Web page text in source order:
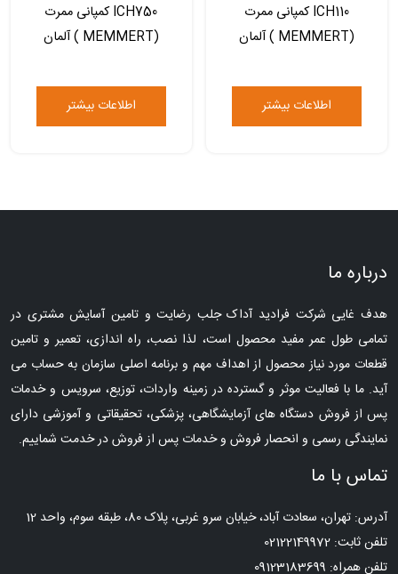
ICH110 کمپانی ممرت
(MEMMERT ) آلمان
اطلاعات بیشتر
ICH750 کمپانی ممرت
(MEMMERT ) آلمان
اطلاعات بیشتر
درباره ما
هدف غایی شرکت فرادید آداک جلب رضایت و تامین آسایش مشتری در
تمامی طول عمر مفید محصول است، لذا نصب، راه اندازی، تعمیر و تامین
قطعات مورد نیاز محصول از اهداف مهم و برنامه اصلی سازمان به حساب می
آید. ما با فعالیت موثر و گسترده در زمینه واردات، توزیع، سرویس و خدمات
پس از فروش دستگاه های آزمایشگاهی، پزشکی، تحقیقاتی و آموزشی دارای
نمایندگی رسمی و انحصار فروش و خدمات پس از فروش در خدمت شماییم.
تماس با ما
آدرس: تهران، سعادت آباد، خیابان سرو غربی، پلاک 80، طبقه سوم، واحد 12
تلفن ثابت: 02122149972
تلفن همراه: 09123183699